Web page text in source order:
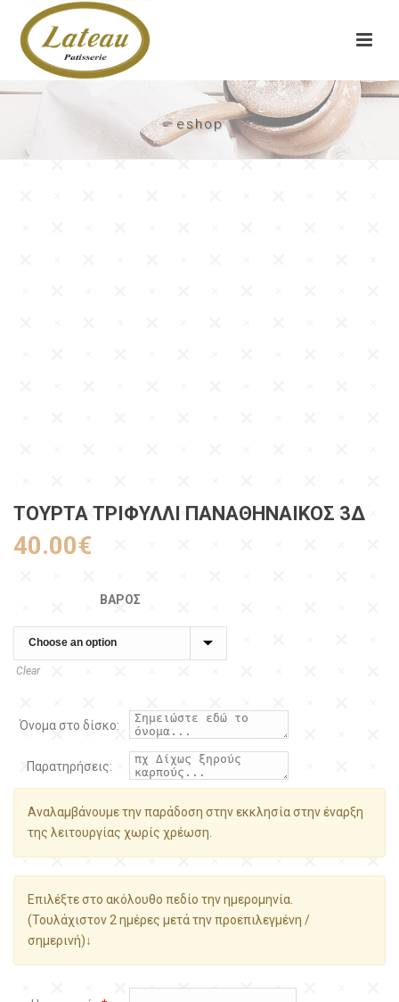
eshop
ΤΟΥΡΤΑ ΤΡΙΦΥΛΛΙ ΠΑΝΑΘΗΝΑΙΚΟΣ 3Δ
40.00€
ΒΆΡΟΣ
Clear
Όνομα στο δίσκο:
Παρατηρήσεις:
Αναλαμβάνουμε την παράδοση στην εκκλησία στην έναρξη
της λειτουργίας χωρίς χρέωση.
Επιλέξτε στο ακόλουθο πεδίο την ημερομηνία.
(Τουλάχιστον 2 ημέρες μετά την προεπιλεγμένη /
σημερινή)↓